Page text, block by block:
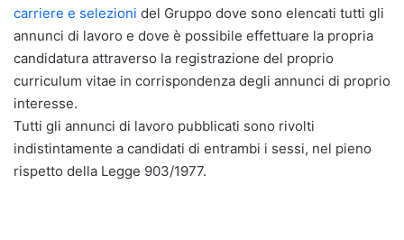
carriere e selezioni del Gruppo dove sono elencati tutti gli
annunci di lavoro e dove è possibile effettuare la propria
candidatura attraverso la registrazione del proprio
curriculum vitae in corrispondenza degli annunci di proprio
interesse.
Tutti gli annunci di lavoro pubblicati sono rivolti
indistintamente a candidati di entrambi i sessi, nel pieno
rispetto della Legge 903/1977.